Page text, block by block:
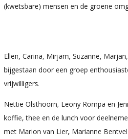
(kwetsbare) mensen en de groene
Ellen, Carina, Mirjam, Suzanne,
bijgestaan door een groep
vrijwilligers.
Nettie Olsthoorn, Leony Rompa en
koffie, thee en de lunch voor
met Marion van Lier, Marianne